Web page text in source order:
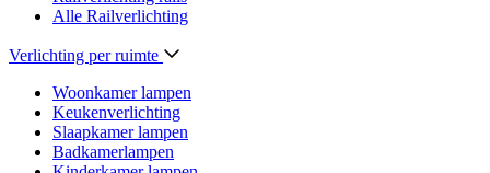
Alle Railverlichting
Verlichting per ruimte
Woonkamer lampen
Keukenverlichting
Slaapkamer lampen
Badkamerlampen